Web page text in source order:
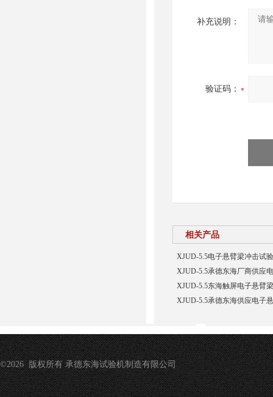
补充说明：
验证码：
相关产品
XJUD-5.5电子悬臂梁冲击试
XJUD-5.5承德东海厂商供应
XJUD-5.5东海触屏电子悬臂
XJUD-5.5承德东海供应电子
©2026 版权所有 承德东海试验机制造有限公司